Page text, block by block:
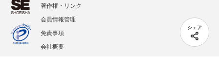
シェア
著作権・リンク
会員情報管理
免責事項
会社概要